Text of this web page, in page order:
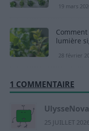
19 mars
lumière
28 février
1 COMMENTAIRE
UlysseNova
25 JUILLET